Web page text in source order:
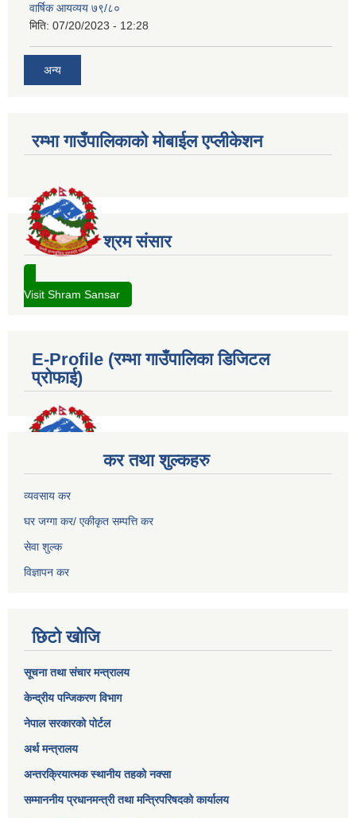
वार्षिक आयव्यय ७९/८०
मिति: 07/20/2023 - 12:28
अन्य
रम्भा गाउँपालिकाको मोबाईल एप्लीकेशन
श्रम संसार
Visit Shram Sansar
E-Profile (रम्भा गाउँपालिका डिजिटल
प्रोफाई)
कर तथा शुल्कहरु
व्यवसाय कर
घर जग्गा कर/ एकीकृत सम्पत्ति कर
सेवा शुल्क
विज्ञापन कर
छिटो खोजि
सूचना तथा संचार मन्त्रालय
केन्द्रीय पन्जिकरण विभाग
नेपाल सरकारको पोर्टल
अर्थ मन्त्रालय
अन्तरक्रियात्मक स्थानीय तहको नक्सा
सम्माननीय प्रधानमन्त्री तथा मन्त्रिपरिषद‌को कार्यालय